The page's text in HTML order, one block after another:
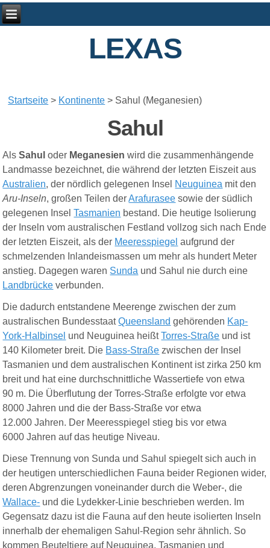
LEXAS
Startseite > Kontinente > Sahul (Meganesien)
Sahul
AlsSahul oder Meganesien wird die zusammenhängende
Landmasse bezeichnet, die während der letzten Eiszeit aus
Australien, der nördlich gelegenen Insel Neuguinea mit den
Aru-Inseln, großen Teilen derArafurasee sowie der südlich
gelegenen InselTasmanien bestand. Die heutige Isolierung
der Inseln vom australischen Festland vollzog sich nach Ende
der letzten Eiszeit, als der Meeresspiegel aufgrund der
schmelzenden Inlandeismassen um mehr als hundert Meter
anstieg. Dagegen waren Sunda und Sahul nie durch eine
Landbrücke verbunden.
Die dadurch entstandene Meerenge zwischen der zum
australischen BundesstaatQueensland gehörenden Kap-
York-Halbinsel und Neuguinea heißtTorres-Straße und ist
140 Kilometer breit. Die Bass-Straße zwischen der Insel
Tasmanien und dem australischen Kontinent ist zirka 250 km
breit und hat eine durchschnittliche Wassertiefe von etwa
90 m. Die Überflutung der Torres-Straße erfolgte vor etwa
8000 Jahren und die der Bass-Straße vor etwa
12.000 Jahren. Der Meeresspiegel stieg bis vor etwa
6000 Jahren auf das heutige Niveau.
Diese Trennung von Sunda und Sahul spiegelt sich auch in
der heutigen unterschiedlichen Fauna beider Regionen wider,
deren Abgrenzungen voneinander durch die Weber-, die
Wallace- und die Lydekker-Linie beschrieben werden. Im
Gegensatz dazu ist die Fauna auf den heute isolierten Inseln
innerhalb der ehemaligen Sahul-Region sehr ähnlich. So
kommen Beuteltiere auf Neuguinea, Tasmanien und